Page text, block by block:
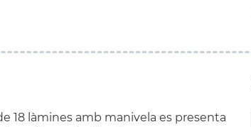
18 làmines amb manivela es presenta